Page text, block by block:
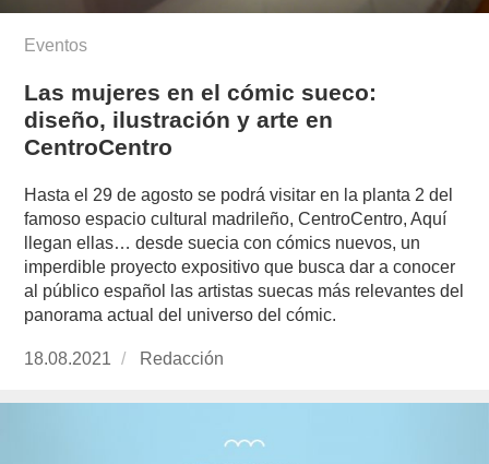
Eventos
Las mujeres en el cómic sueco:
diseño, ilustración y arte en
CentroCentro
Hasta el 29 de agosto se podrá visitar en la planta 2 del
famoso espacio cultural madrileño, CentroCentro, Aquí
llegan ellas… desde suecia con cómics nuevos, un
imperdible proyecto expositivo que busca dar a conocer
al público español las artistas suecas más relevantes del
panorama actual del universo del cómic.
Publicado
18.08.2021 https://www.experimenta.es/author/redaccion/
Redacción